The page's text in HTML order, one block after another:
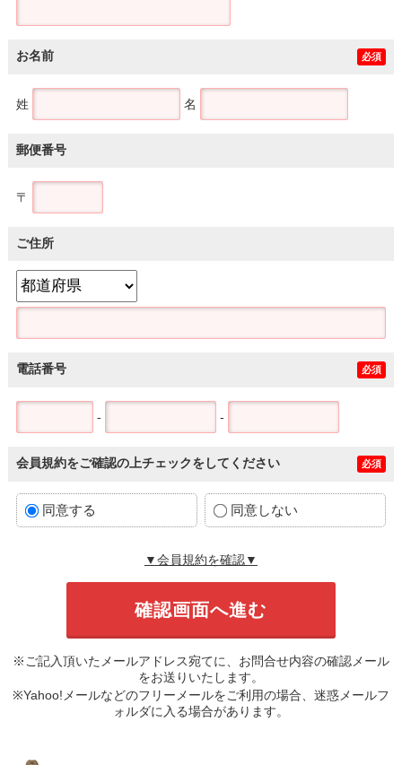
お名前 必須
姓 名
郵便番号
〒
ご住所
電話番号 必須
- -
会員規約をご確認の上チェックをしてください 必須
同意する 同意しない
▼会員規約を確認▼
※ご記入頂いたメールアドレス宛てに、お問合せ内容の確認メール
をお送りいたします。
※Yahoo!メールなどのフリーメールをご利用の場合、迷惑メールフ
ォルダに入る場合があります。